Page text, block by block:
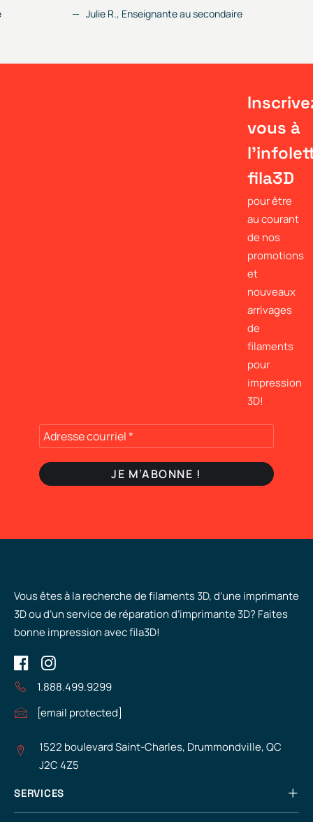
Julie R., Enseignante au secondaire
vous à
fila3D
pour être
au courant
de nos
promotions
et
nouveaux
arrivages
de
filaments
pour
impression
3D!
Vous êtes à la recherche de filaments 3D, d’une imprimante
3D ou d’un service de réparation d’imprimante 3D? Faites
bonne impression avec fila3D!
1.888.499.9299
[email protected]
1522 boulevard Saint-Charles, Drummondville, QC
J2C 4Z5
SERVICES